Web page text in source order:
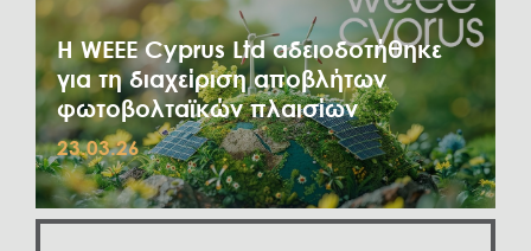
Η WEEE Cyprus Ltd αδειοδοτήθηκε
για τη διαχείριση αποβλήτων
φωτοβολταϊκών πλαισίων
23.03.26